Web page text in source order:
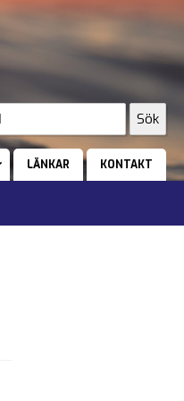
LÄNKAR KONTAKT